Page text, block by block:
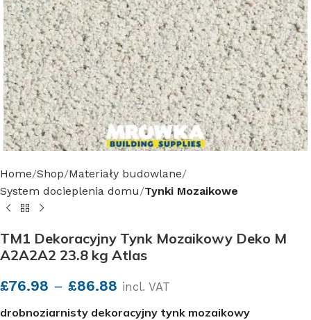
Home Shop Materiały budowlane
System docieplenia domu Tynki Mozaikowe
TM1 Dekoracyjny Tynk Mozaikowy Deko M
A2A2A2 23.8 kg Atlas
£76.98 – £86.88 incl. VAT
drobnoziarnisty dekoracyjny tynk mozaikowy